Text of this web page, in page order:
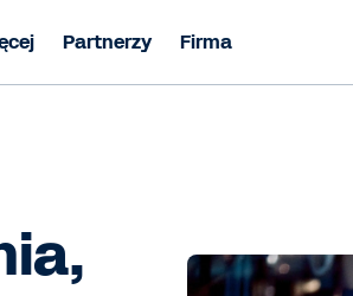
Partnerzy Firma